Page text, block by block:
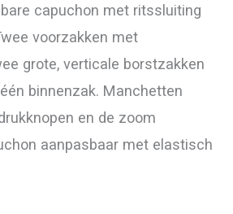
capuchon met ritssluiting
voorzakken met
grote, verticale borstzakken
binnenzak. Manchetten
en de zoom
aanpasbaar met elastisch